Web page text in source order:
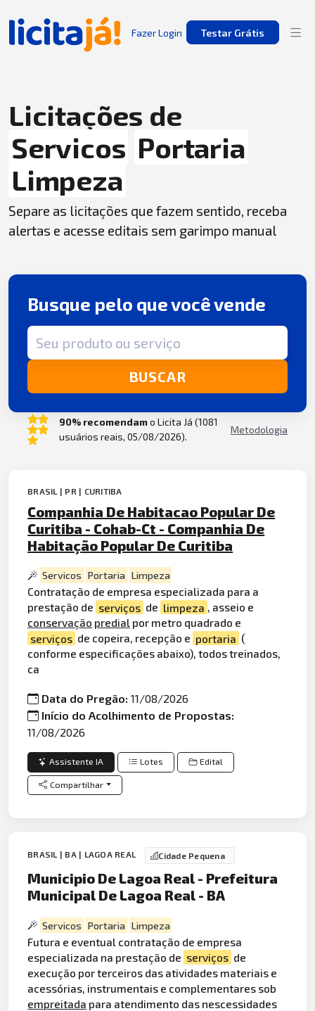
Fazer Login Testar Grátis
Licitações de
Servicos Portaria
Limpeza
Separe as licitações que fazem sentido, receba
alertas e acesse editais sem garimpo manual
Busque pelo que você vende
Termo de busca
BUSCAR
90% recomendamo Licita Já (1081
usuários reais, 05/08/2026).
Metodologia
BRASIL | PR | CURITIBA
Companhia De Habitacao Popular De
Curitiba - Cohab-Ct - Companhia De
Habitação Popular De Curitiba
Servicos Portaria Limpeza
Contratação de empresa especializada para a
prestação de serviços de limpeza , asseio e
conservação predial por metro quadrado e
serviços de copeira, recepção e portaria (
conforme especificações abaixo), todos treinados,
ca
Data do Pregão:11/08/2026
Início do Acolhimento de Propostas:
11/08/2026
Assistente IA Lotes Edital
Compartilhar
BRASIL | BA | LAGOA REAL Cidade Pequena
Municipio De Lagoa Real - Prefeitura
Municipal De Lagoa Real - BA
Servicos Portaria Limpeza
Futura e eventual contratação de empresa
especializada na prestação de serviços de
execução por terceiros das atividades materiais e
acessórias, instrumentais e complementares sob
empreitada para atendimento das nescessidades